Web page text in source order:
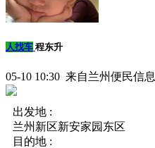
人找车 程东升
05-10 10:30 来自兰州便民信息
出发地 :
兰州新区新安家园东区
目的地 :